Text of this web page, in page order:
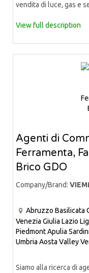
vendita di luce, gas e
View full description
Agenti di
Ferramenta,
Brico GDO
Company/Brand:
Abruzzo Basilicata
Venezia Giulia Lazio
PiedmontApulia
Umbria Aosta Valley
Siamo alla ricerca di